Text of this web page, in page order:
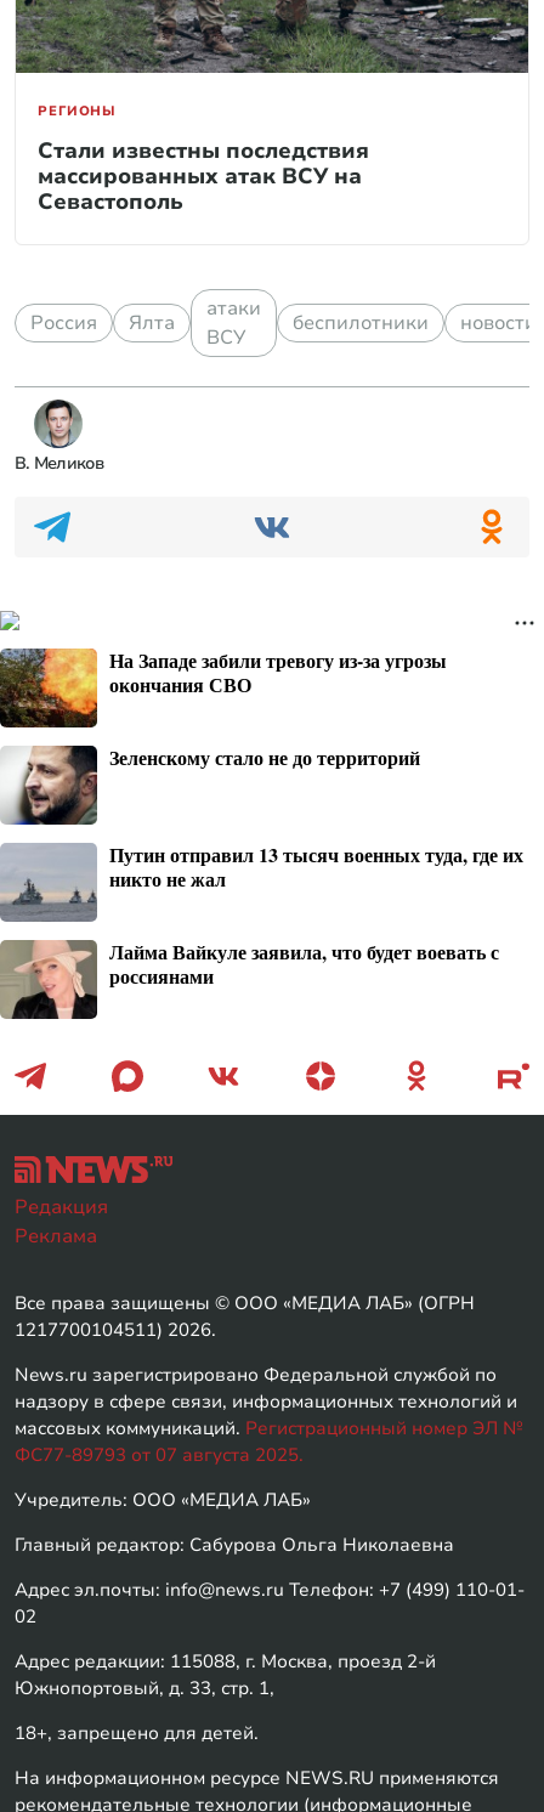
РЕГИОНЫ
Стали известны последствия
массированных атак ВСУ на
Севастополь
Россия Ялта
атаки
ВСУ
беспилотники новости
В. Меликов
На Западе забили тревогу из-за угрозы
окончания СВО
Зеленскому стало не до территорий
Путин отправил 13 тысяч военных туда, где их
никто не жал
Лайма Вайкуле заявила, что будет воевать с
россиянами
Редакция
Реклама
Все права защищены © ООО «МЕДИА ЛАБ» (ОГРН
1217700104511) 2026.
News.ru зарегистрировано Федеральной службой по
надзору в сфере связи, информационных технологий и
массовых коммуникаций. Регистрационный номер ЭЛ №
ФС77-89793 от 07 августа 2025.
Учредитель: ООО «МЕДИА ЛАБ»
Главный редактор: Сабурова Ольга Николаевна
Адрес эл.почты: info@news.ru Телефон: +7 (499) 110-01-
02
Адрес редакции: 115088, г. Москва, проезд 2-й
Южнопортовый, д. 33, стр. 1,
18+, запрещено для детей.
На информационном ресурсе NEWS.RU применяются
рекомендательные технологии (информационные